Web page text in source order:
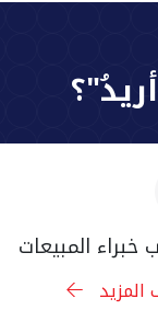
خبراء المبيعات